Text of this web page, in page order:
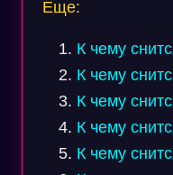
Еще:
К чему
К чему
К чему
К чему
К чему